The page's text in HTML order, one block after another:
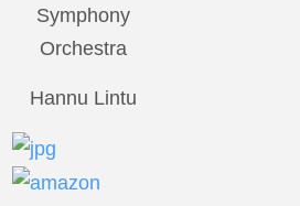
Symphony
Orchestra
Hannu Lintu